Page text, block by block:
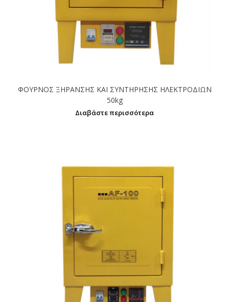
ΦΟΥΡΝΟΣ ΞΗΡΑΝΣΗΣ ΚΑΙ ΣΥΝΤΗΡΗΣΗΣ ΗΛΕΚΤΡΟΔΙΩΝ
50kg
Διαβάστε περισσότερα